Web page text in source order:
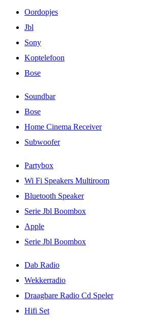
Oordopjes
Jbl
Sony
Koptelefoon
Bose
Soundbar
Bose
Home Cinema Receiver
Subwoofer
Partybox
Wi Fi Speakers Multiroom
Bluetooth Speaker
Serie Jbl Boombox
Apple
Serie Jbl Boombox
Dab Radio
Wekkerradio
Draagbare Radio Cd Speler
Hifi Set